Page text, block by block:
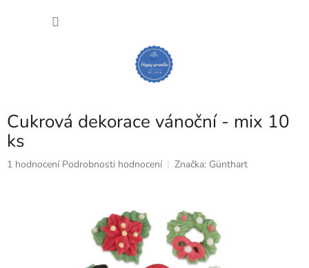
Cukrová dekorace vánoční - mix 10
ks
Průměrné
1 hodnocení Podrobnosti hodnocení Značka: Günthart